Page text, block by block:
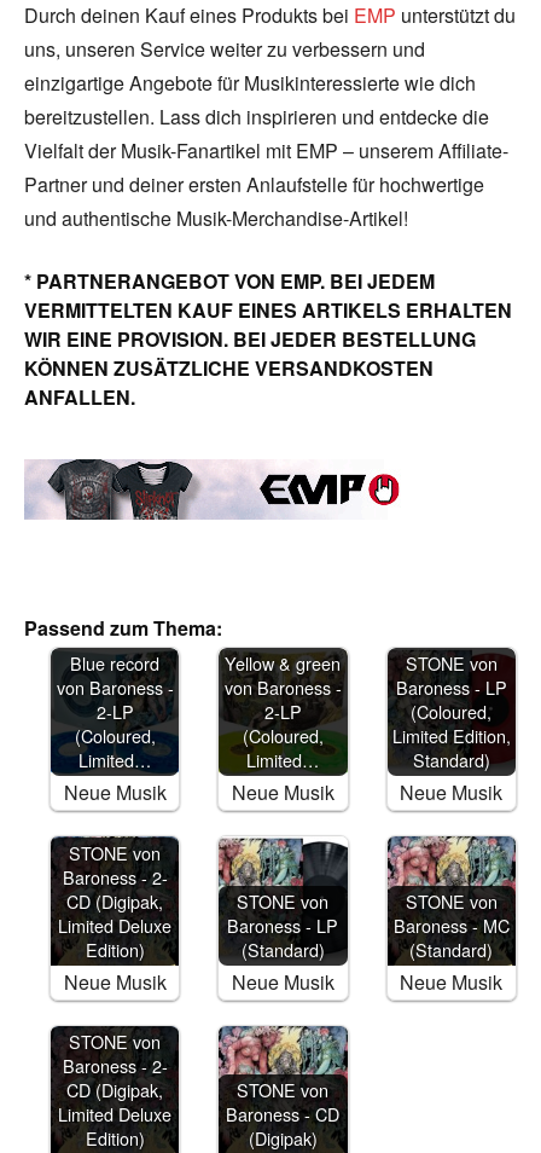
Durch deinen Kauf eines Produkts bei EMP unterstützt du
uns, unseren Service weiter zu verbessern und
einzigartige Angebote für Musikinteressierte wie dich
bereitzustellen. Lass dich inspirieren und entdecke die
Vielfalt der Musik-Fanartikel mit EMP – unserem Affiliate-
Partner und deiner ersten Anlaufstelle für hochwertige
und authentische Musik-Merchandise-Artikel!
* PARTNERANGEBOT VON EMP. BEI JEDEM
VERMITTELTEN KAUF EINES ARTIKELS ERHALTEN
WIR EINE PROVISION. BEI JEDER BESTELLUNG
KÖNNEN ZUSÄTZLICHE VERSANDKOSTEN
ANFALLEN.
Passend zum Thema:
Blue record
von Baroness -
2-LP
(Coloured,
Limited…
Neue Musik
Yellow & green
von Baroness -
2-LP
(Coloured,
Limited…
Neue Musik
STONE von
Baroness - LP
(Coloured,
Limited Edition,
Standard)
Neue Musik
STONE von
Baroness - 2-
CD (Digipak,
Limited Deluxe
Edition)
Neue Musik
STONE von
Baroness - LP
(Standard)
Neue Musik
STONE von
Baroness - MC
(Standard)
Neue Musik
STONE von
Baroness - 2-
CD (Digipak,
Limited Deluxe
Edition)
STONE von
Baroness - CD
(Digipak)